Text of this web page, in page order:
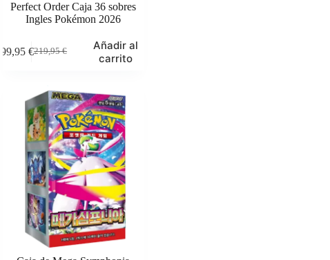
Perfect Order Caja 36 sobres
Ingles Pokémon 2026
219,95€
El
era:
219,95 €.
199,95€El
es:
199,95 €.
Añadir al
carrito